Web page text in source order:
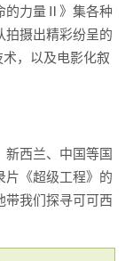
的力量Ⅱ》集各种
拍摄出精彩纷呈的
，以及电影化叙
新西兰、中国等国
片《超级工程》的
带我们探寻可可西